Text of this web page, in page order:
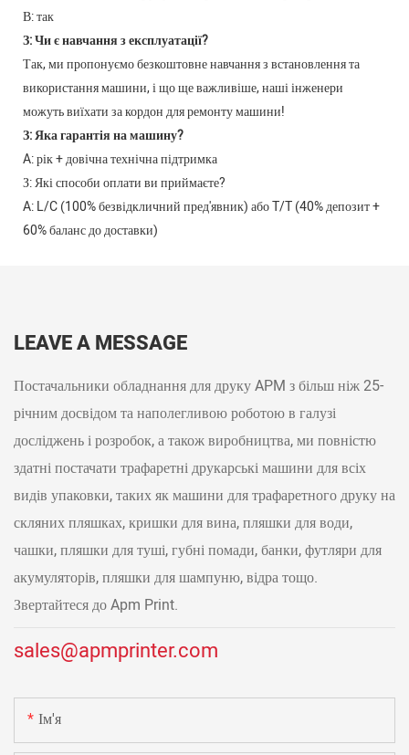
В: так
З: Чи є навчання з експлуатації?
Так, ми пропонуємо безкоштовне навчання з встановлення та
використання машини, і що ще важливіше, наші інженери
можуть виїхати за кордон для ремонту машини!
З: Яка гарантія на машину?
A: рік + довічна технічна підтримка
З: Які способи оплати ви приймаєте?
A: L/C (100% безвідкличний пред'явник) або T/T (40% депозит +
60% баланс до доставки)
LEAVE A MESSAGE
Постачальники обладнання для друку APM з більш ніж 25-
річним досвідом та наполегливою роботою в галузі
досліджень і розробок, а також виробництва, ми повністю
здатні постачати трафаретні друкарські машини для всіх
видів упаковки, таких як машини для трафаретного друку на
скляних пляшках, кришки для вина, пляшки для води,
чашки, пляшки для туші, губні помади, банки, футляри для
акумуляторів, пляшки для шампуню, відра тощо.
Звертайтеся до Apm Print.
sales@apmprinter.com
Ім'я